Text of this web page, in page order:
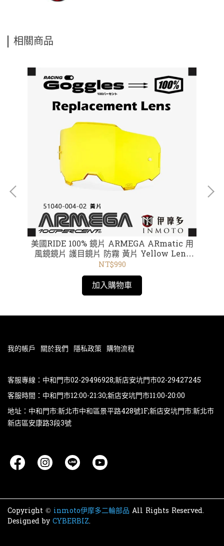
相關商品
美國RIDE 100% 鏡片 ARMEGA ARmatic 用
風鏡鏡片 護目鏡片 防霧 黃片 Yellow Lens
59049-00006
NT$990
加入購物車
我的帳戶 關於我們 隱私政策 購物流程
客服專線：中和門市02-29496928;新店安坑門市02-29427245
客服時間：中和門市12:00-21:30;新店安坑門市11:00-20:00
地址：中和門市:新北市中和區景平路428號1F;新店安坑門市:新北市
新店區安康路3段3號
Copyright © inmoto伊摩多二輪部品 All Rights Reserved.
Designed by CYBERBIZ.